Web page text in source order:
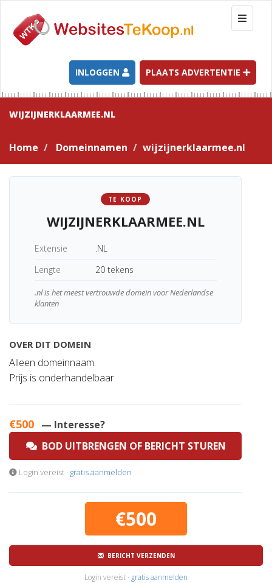
T
o
g
l
e
n
g
a
t
INLOGGEN PLAATS ADVERTENTIE
WIJZIJNERKLAARMEE.NL
Home Domeinnamen wijzijnerklaarmee.nl
TE KOOP
WIJZIJNERKLAARMEE.NL
Extensie
.NL
Lengte
20 tekens
.nl is het meest vertrouwde domein voor Nederlandse
klanten
OVER DIT DOMEIN
Alleen domeinnaam.
Prijs is onderhandelbaar
€500 — Interesse?
BOD UITBRENGEN OF BERICHT STUREN
Login vereist · gratis aanmelden
€500
BERICHT VERZENDEN
Login vereist · gratis aanmelden